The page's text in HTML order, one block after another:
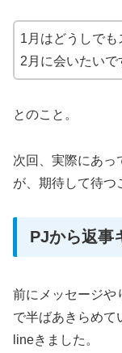
1月はどうしで
2月に会いたいで
とのこと。
次回、実際にあっ
が、期待して待つ
PJから返事
前にメッセージや
で半ばあきらめて
lineきました。